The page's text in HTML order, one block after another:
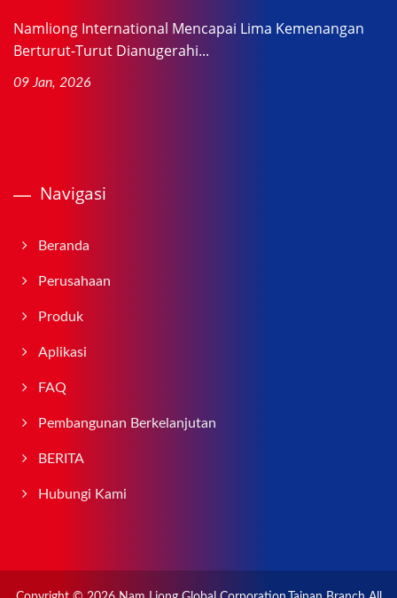
Namliong International Mencapai Lima Kemenangan
Berturut-Turut Dianugerahi...
09 Jan, 2026
Navigasi
Beranda
Perusahaan
Produk
Aplikasi
FAQ
Pembangunan Berkelanjutan
BERITA
Hubungi Kami